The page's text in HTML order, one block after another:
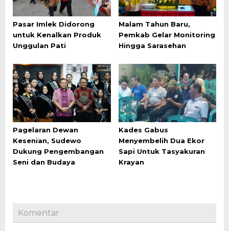
Pasar Imlek Didorong
untuk Kenalkan Produk
Unggulan Pati
Malam Tahun Baru,
Pemkab Gelar Monitoring
Hingga Sarasehan
Pagelaran Dewan
Kesenian, Sudewo
Dukung Pengembangan
Seni dan Budaya
Kades Gabus
Menyembelih Dua Ekor
Sapi Untuk Tasyakuran
Krayan
Komentar